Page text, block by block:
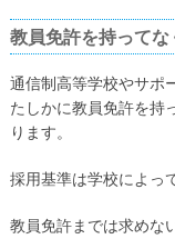
教員免許を持って
通信制高等学校やサポ
たしかに教員免許を持
ります。
採用基準は学校によっ
教員免許までは求めな